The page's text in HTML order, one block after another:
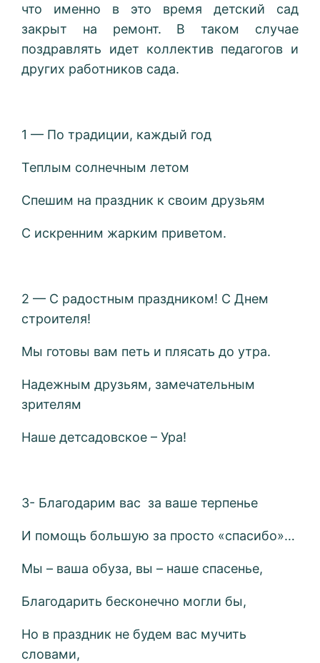
что именно в это время детский сад
закрыт на ремонт. В таком случае
поздравлять идет коллектив педагогов и
других работников сада.
1 — По традиции, каждый год
Теплым солнечным летом
Спешим на праздник к своим друзьям
С искренним жарким приветом.
2 — С радостным праздником! С Днем
строителя!
Мы готовы вам петь и плясать до утра.
Надежным друзьям, замечательным
зрителям
Наше детсадовское – Ура!
3- Благодарим вас за ваше терпенье
И помощь большую за просто «спасибо»…
Мы – ваша обуза, вы – наше спасенье,
Благодарить бесконечно могли бы,
Но в праздник не будем вас мучить
словами,